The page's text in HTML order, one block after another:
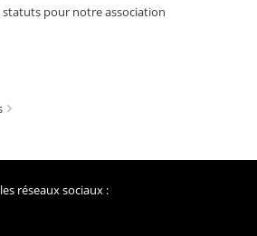
pour notre association
réseaux sociaux :